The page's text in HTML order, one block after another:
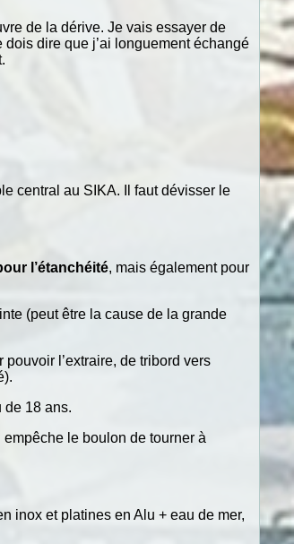
de la dérive. Je vais essayer de
dire que j’ai longuement échangé
central au SIKA. Il faut dévisser le
l’étanchéité, mais également pour
(peut être la cause de la grande
l’extraire, de tribord vers
de 18 ans.
le boulon de tourner à
inox et platines en Alu + eau de mer,